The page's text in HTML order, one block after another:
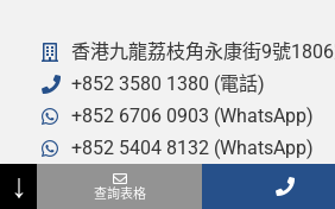
香港九龍荔枝角永康街9號
+852 3580 1380 (電話)
+852 6706 0903 (WhatsApp)
+852 5404 8132 (WhatsApp)
+852 3460 0216 (傳真)
↓ 查詢表格